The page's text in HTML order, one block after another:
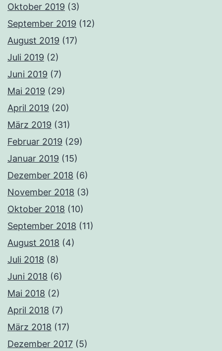
Oktober 2019 (3)
September 2019 (12)
August 2019 (17)
Juli 2019 (2)
Juni 2019 (7)
Mai 2019 (29)
April 2019 (20)
März 2019 (31)
Februar 2019 (29)
Januar 2019 (15)
Dezember 2018 (6)
November 2018 (3)
Oktober 2018 (10)
September 2018 (11)
August 2018 (4)
Juli 2018 (8)
Juni 2018 (6)
Mai 2018 (2)
April 2018 (7)
März 2018 (17)
Dezember 2017 (5)